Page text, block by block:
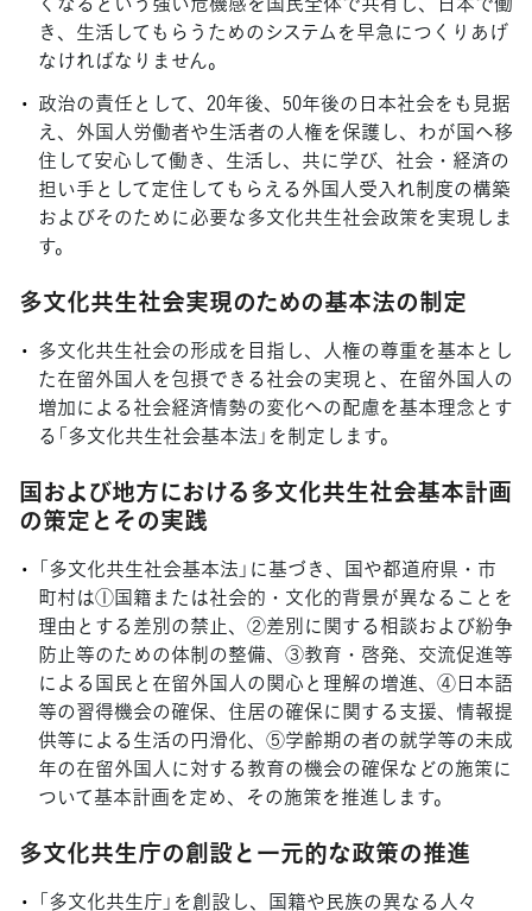
き、生活してもらうためのシステムを早急につくりあげ
なければなりません。
政治の責任として、20年後、50年後の日本社会をも見据
え、外国人労働者や生活者の人権を保護し、わが国へ移
住して安心して働き、生活し、共に学び、社会・経済の
担い手として定住してもらえる外国人受入れ制度の構築
およびそのために必要な多文化共生社会政策を実現しま
す。
多文化共生社会実現のための基本法の制定
多文化共生社会の形成を目指し、人権の尊重を基本とし
た在留外国人を包摂できる社会の実現と、在留外国人の
増加による社会経済情勢の変化への配慮を基本理念とす
る「多文化共生社会基本法」を制定します。
国および地方における多文化共生社会基本計画
の策定とその実践
「多文化共生社会基本法」に基づき、国や都道府県・市
町村は①国籍または社会的・文化的背景が異なることを
理由とする差別の禁止、②差別に関する相談および紛争
防止等のための体制の整備、③教育・啓発、交流促進等
による国民と在留外国人の関心と理解の増進、④日本語
等の習得機会の確保、住居の確保に関する支援、情報提
供等による生活の円滑化、⑤学齢期の者の就学等の未成
年の在留外国人に対する教育の機会の確保などの施策に
ついて基本計画を定め、その施策を推進します。
多文化共生庁の創設と一元的な政策の推進
「多文化共生庁」を創設し、国籍や民族の異なる人々